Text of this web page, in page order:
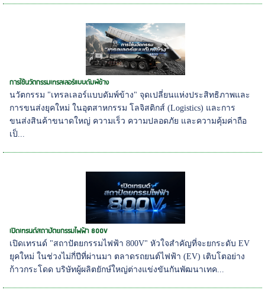
การใช้นวัตกรรมเทรลเลอร์แบบดัมพ์ข้าง
นวัตกรรม "เทรลเลอร์แบบดัมพ์ข้าง" จุดเปลี่ยนแห่งประสิทธิภาพและ
การขนส่งยุคใหม่ ในอุตสาหกรรม โลจิสติกส์ (Logistics) และการ
ขนส่งสินค้าขนาดใหญ่ ความเร็ว ความปลอดภัย และความคุ้มค่าถือ
เป็...
เปิดเทรนด์สถาปัตยกรรมไฟฟ้า 800V
เปิดเทรนด์ "สถาปัตยกรรมไฟฟ้า 800V" หัวใจสำคัญที่จะยกระดับ EV
ยุคใหม่ ในช่วงไม่กี่ปีที่ผ่านมา ตลาดรถยนต์ไฟฟ้า (EV) เติบโตอย่าง
ก้าวกระโดด บริษัทผู้ผลิตยักษ์ใหญ่ต่างแข่งขันกันพัฒนาเทค...